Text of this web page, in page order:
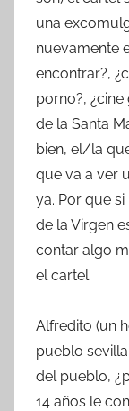
una
nuevamente
encontrar?,
porno?,
de la Santa
bien, el/la
que va a ver
ya. Por que
de la Virgen
contar algo
el cartel.
Alfredito (un
pueblo
del pueblo,
14 años le